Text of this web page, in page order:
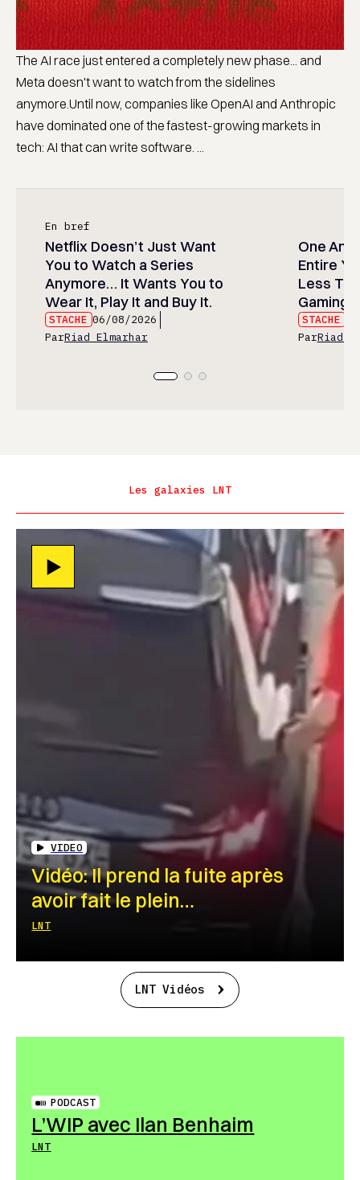
The AI race just entered a completely new phase... and
Meta doesn't want to watch from the sidelines
anymore.Until now, companies like OpenAI and Anthropic
have dominated one of the fastest-growing markets in
tech: AI that can write software. ...
En bref
Netflix Doesn’t Just Want
You to Watch a Series
Anymore… It Wants You to
Wear It, Play It and Buy It.
STACHE 06/08/2026
ParRiad Elmarhar
One
Entire
Less
Gaming
STACHE
ParRiad
Les galaxies LNT
VIDEO
Vidéo: Il prend la fuite après
avoir fait le plein…
LNT
LNT Vidéos
PODCAST
L’WIP avec Ilan Benhaim
LNT